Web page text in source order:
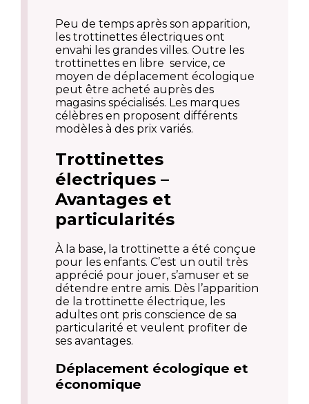
Peu de temps après son apparition,
les trottinettes électriques ont
envahi les grandes villes. Outre les
trottinettes en libre service, ce
moyen de déplacement écologique
peut être acheté auprès des
magasins spécialisés. Les marques
célèbres en proposent différents
modèles à des prix variés.
Trottinettes
électriques –
Avantages et
particularités
À la base, la trottinette a été conçue
pour les enfants. C’est un outil très
apprécié pour jouer, s’amuser et se
détendre entre amis. Dès l’apparition
de la trottinette électrique, les
adultes ont pris conscience de sa
particularité et veulent profiter de
ses avantages.
Déplacement écologique et
économique